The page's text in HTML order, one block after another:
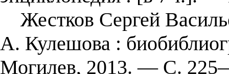
Жестков Сергей
А. Кулешова :
Могилев, 2013. — С.